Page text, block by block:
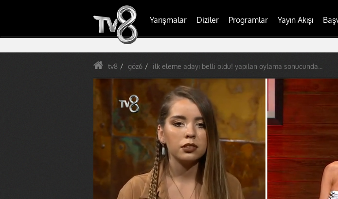
Yarışmalar Diziler Programlar Yayın Akışı
tv8 göz6 ilk eleme adayı belli oldu! yapılan oylama sonucunda...